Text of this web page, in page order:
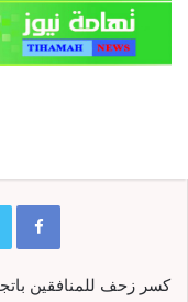
كسر زحف للمنافقين